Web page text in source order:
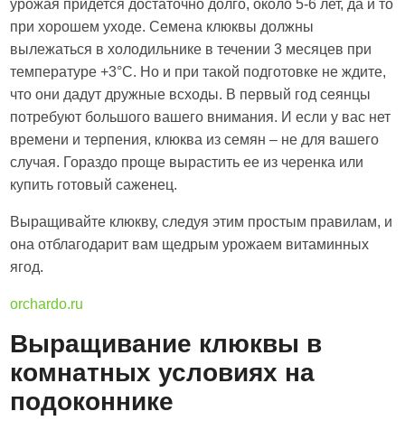
урожая придется достаточно долго, около 5-6 лет, да и то
при хорошем уходе. Семена клюквы должны
вылежаться в холодильнике в течении 3 месяцев при
температуре +3°C. Но и при такой подготовке не ждите,
что они дадут дружные всходы. В первый год сеянцы
потребуют большого вашего внимания. И если у вас нет
времени и терпения, клюква из семян – не для вашего
случая. Гораздо проще вырастить ее из черенка или
купить готовый саженец.
Выращивайте клюкву, следуя этим простым правилам, и
она отблагодарит вам щедрым урожаем витаминных
ягод.
orchardo.ru
Выращивание клюквы в
комнатных условиях на
подоконнике